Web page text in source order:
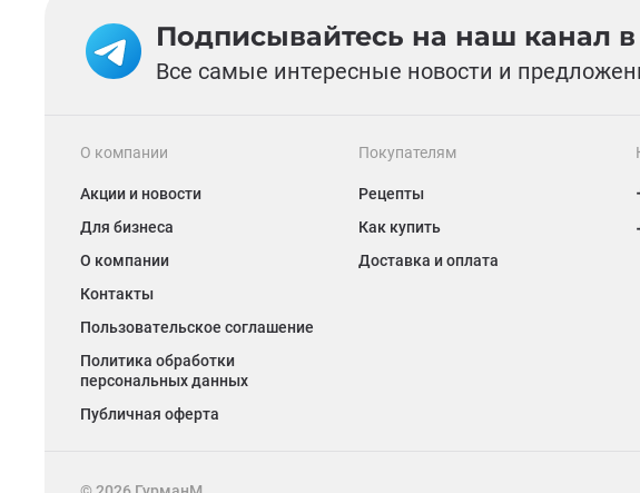
Подписывайтесь на наш канал в
Все самые интересные новости и
О компании
Акции и новости
Для бизнеса
О компании
Контакты
Пользовательское соглашение
Политика обработки
персональных данных
Публичная оферта
Покупателям
Рецепты
Как купить
Доставка и оплата